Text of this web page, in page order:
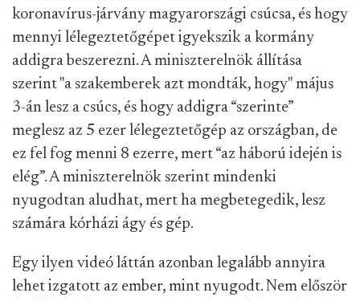
koronavírus-járvány magyarországi csúcsa, és hogy
mennyi lélegeztetőgépet igyekszik a kormány
addigra beszerezni. A miniszterelnök állítása
szerint "a szakemberek azt mondták, hogy" május
3-án lesz a csúcs, és hogy addigra “szerinte”
meglesz az 5 ezer lélegeztetőgép az országban, de
ez fel fog menni 8 ezerre, mert “az háború idején is
elég”. A miniszterelnök szerint mindenki
nyugodtan aludhat, mert ha megbetegedik, lesz
számára kórházi ágy és gép.
Egy ilyen videó láttán azonban legalább annyira
lehet izgatott az ember, mint nyugodt. Nem először